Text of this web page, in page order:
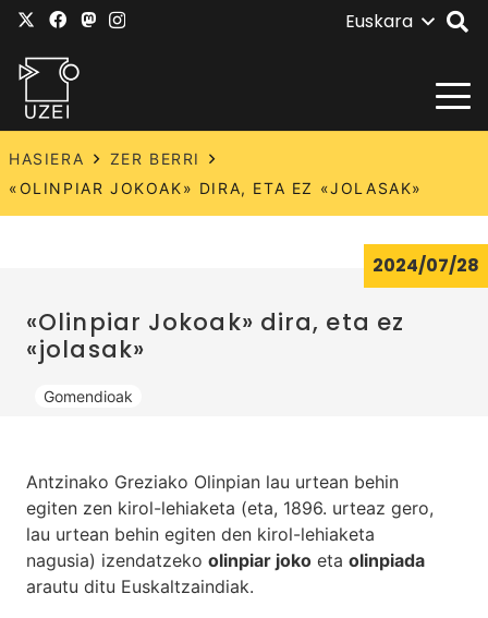
Euskara
HASIERA
ZER BERRI
«OLINPIAR JOKOAK» DIRA, ETA EZ «JOLASAK»
«Olinpiar Jokoak» dira, eta ez
«jolasak»
Gomendioak
2024/07/28
Antzinako Greziako Olinpian lau urtean behin
egiten zen kirol-lehiaketa (eta, 1896. urteaz gero,
lau urtean behin egiten den kirol-lehiaketa
nagusia) izendatzeko olinpiar joko eta olinpiada
arautu ditu Euskaltzaindiak.